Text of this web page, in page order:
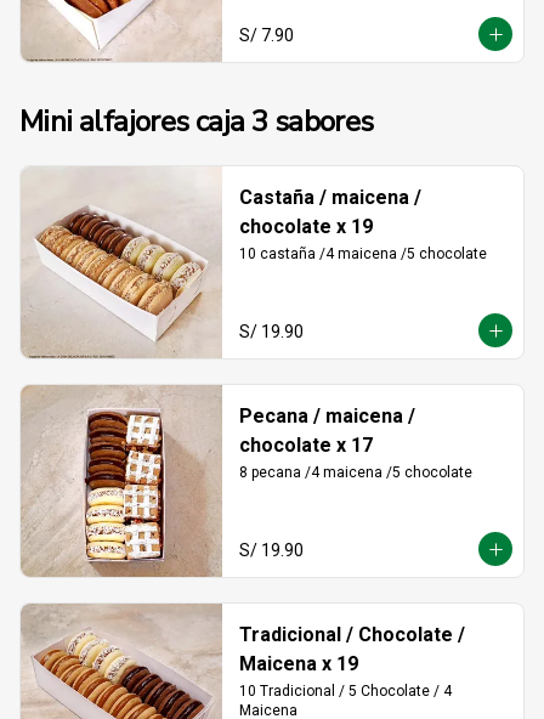
S/ 7.90
Mini alfajores caja 3 sabores
Castaña / maicena /
chocolate x 19
10 castaña /4 maicena /5 chocolate
S/ 19.90
Pecana / maicena /
chocolate x 17
8 pecana /4 maicena /5 chocolate
S/ 19.90
Tradicional / Chocolate /
Maicena x 19
10 Tradicional / 5 Chocolate / 4
Maicena